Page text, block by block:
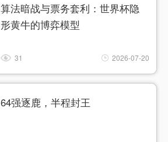
算法暗战与票务套利：世界杯隐
形黄牛的博弈模型
31 2026-07-20
64强逐鹿，半程封王